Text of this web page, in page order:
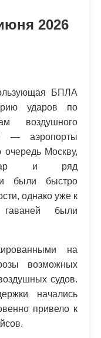
2026
БПЛА
ударов по
воздушного
— аэропорты
Москву,
и ряд
были быстро
однако уже к
были
на
возможных
судов.
начались
привело к